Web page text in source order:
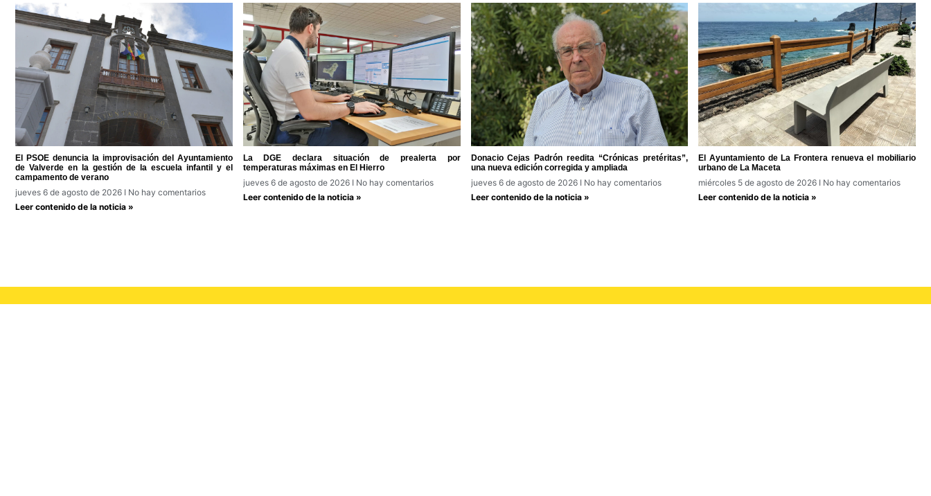
El PSOE denuncia la improvisación del Ayuntamiento
de Valverde en la gestión de la escuela infantil y el
campamento de verano
jueves 6 de agosto de 2026
No hay comentarios
Leer contenido de la noticia »
La DGE declara situación de prealerta por
temperaturas máximas en El Hierro
jueves 6 de agosto de 2026
No hay comentarios
Leer contenido de la noticia »
Donacio Cejas Padrón reedita “Crónicas pretéritas”,
una nueva edición corregida y ampliada
jueves 6 de agosto de 2026
No hay comentarios
Leer contenido de la noticia »
El Ayuntamiento de La Frontera renueva el mobiliario
urbano de La Maceta
miércoles 5 de agosto de 2026
No hay comentarios
Leer contenido de la noticia »